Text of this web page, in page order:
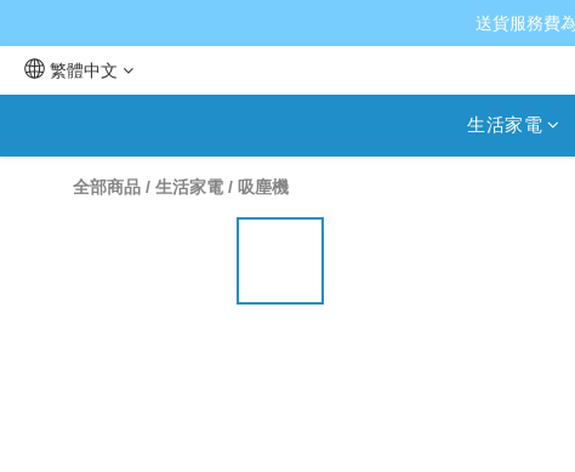
送貨服務費
繁體中文
生活家電
全部商品 / 生活家電 / 吸塵機